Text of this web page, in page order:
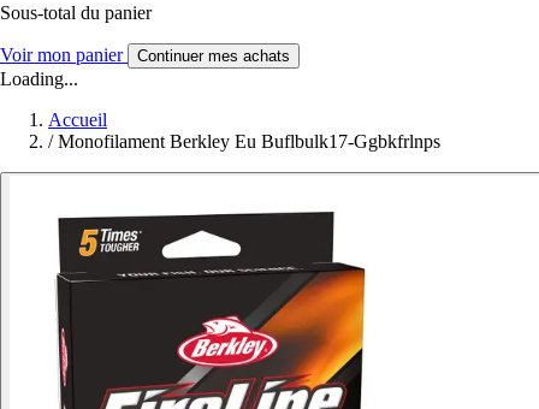
Sous-total du panier
Voir mon panier Continuer mes achats
Loading...
Accueil
/ Monofilament Berkley Eu Buflbulk17-Ggbkfrlnps